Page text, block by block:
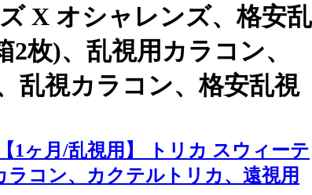
X オシャレンズ、格安乱
枚)、乱視用カラコン、
乱視カラコン、格安乱視
1ヶ月/乱視用】 トリカ スウィーテ
コン、カクテルトリカ、遠視用